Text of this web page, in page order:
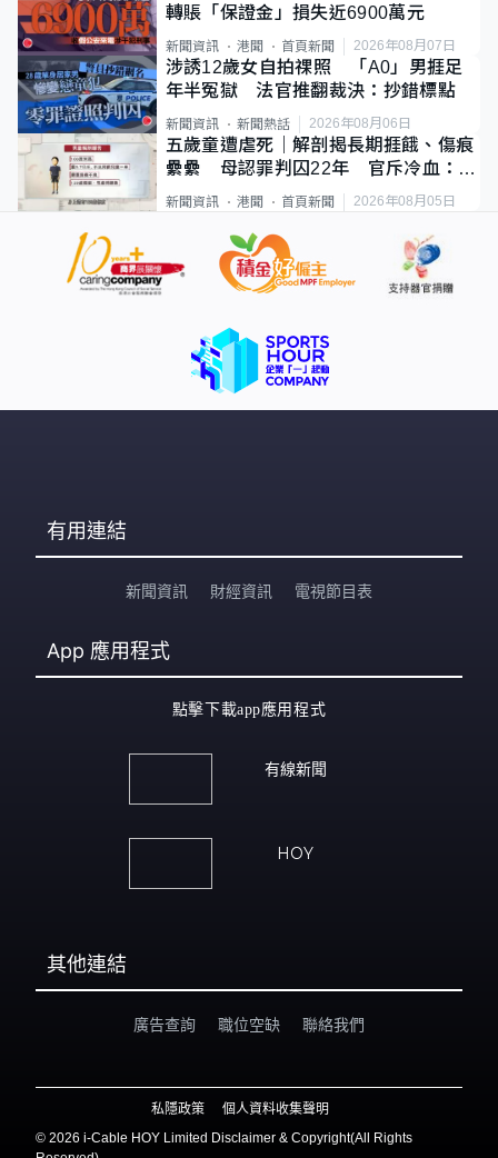
轉賬「保證金」損失近6900萬元
新聞資訊 港聞 首頁新聞 2026年08月07日
涉誘12歲女自拍祼照 「A0」男捱足
年半冤獄 法官推翻裁決：抄錯標點
新聞資訊 新聞熱話 2026年08月06日
五歲童遭虐死｜解剖揭長期捱餓、傷痕
纍纍 母認罪判囚22年 官斥冷血：同
類案最惡劣
新聞資訊 港聞 首頁新聞 2026年08月05日
有用連結
新聞資訊 財經資訊 電視節目表
App 應用程式
點擊下載app應用程式
有線新聞
HOY
其他連結
廣告查詢 職位空缺 聯絡我們
私隱政策
個人資料收集聲明
© 2026 i-Cable HOY Limited Disclaimer & Copyright(All Rights